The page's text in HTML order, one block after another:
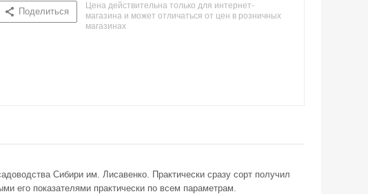
Поделиться
Цена действительна только для интернет-
магазина и может отличаться от цен в розничных
магазинах
Сибири им. Лисавенко. Практически сразу сорт получил
его показателями практически по всем параметрам.